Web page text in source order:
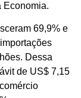
Economia.
69,9% e
Dessa
de US$ 7,15